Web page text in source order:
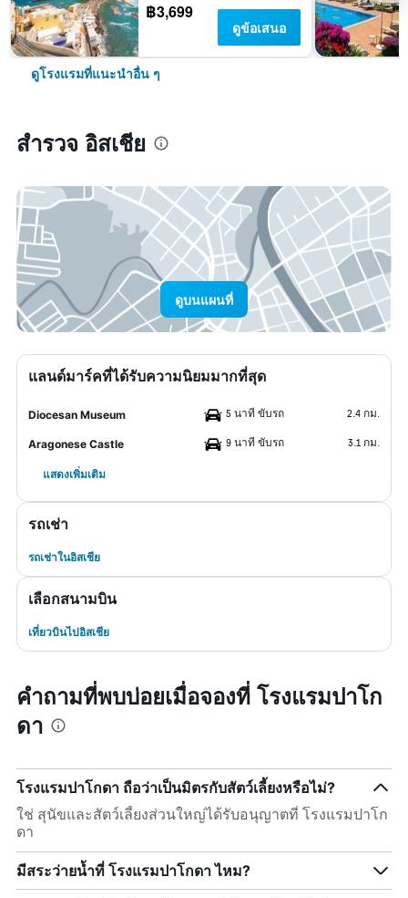
฿3,699
ดูข้อเสนอ
ดูโรงแรมที่แนะนำอื่น ๆ
สำรวจ อิสเชีย
ดูบนแผนที่
แลนด์มาร์คที่ได้รับความนิยมมากที่สุด
Diocesan Museum 5 นาที ขับรถ 2.4 กม.
Aragonese Castle 9 นาที ขับรถ 3.1 กม.
แสดงเพิ่มเติม
รถเช่า
รถเช่าในอิสเชีย
เลือกสนามบิน
เที่ยวบินไปอิสเชีย
คำถามที่พบบ่อยเมื่อจองที่ โรงแรมปาโก
ดา
โรงแรมปาโกดา ถือว่าเป็นมิตรกับสัตว์เลี้ยงหรือไม่?
ใช่ สุนัขและสัตว์เลี้ยงส่วนใหญ่ได้รับอนุญาตที่ โรงแรมปาโก
ดา
มีสระว่ายน้ำที่ โรงแรมปาโกดา ไหม?